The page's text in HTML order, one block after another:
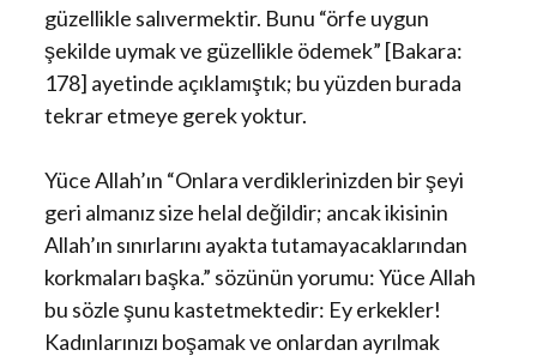
güzellikle salıvermektir. Bunu “örfe uygun
şekilde uymak ve güzellikle ödemek” [Bakara:
178] ayetinde açıklamıştık; bu yüzden burada
tekrar etmeye gerek yoktur.
Yüce Allah’ın “Onlara verdiklerinizden bir şeyi
geri almanız size helal değildir; ancak ikisinin
Allah’ın sınırlarını ayakta tutamayacaklarından
korkmaları başka.” sözünün yorumu: Yüce Allah
bu sözle şunu kastetmektedir: Ey erkekler!
Kadınlarınızı boşamak ve onlardan ayrılmak